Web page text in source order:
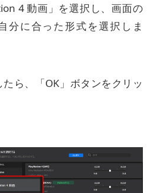
4 動画」を選択し、画面の
分に合った形式を選択しま
ら、「OK」ボタンをクリッ